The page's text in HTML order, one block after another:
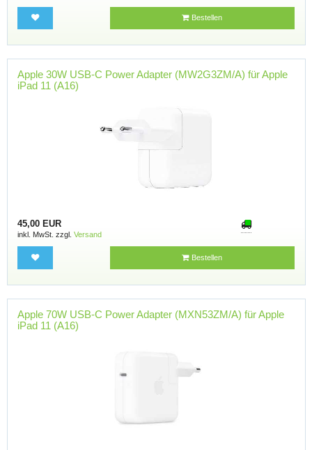
Bestellen
Apple 30W USB-C Power Adapter (MW2G3ZM/A) für Apple
iPad 11 (A16)
45,00 EUR
inkl. MwSt. zzgl. Versand
Bestellen
Apple 70W USB-C Power Adapter (MXN53ZM/A) für Apple
iPad 11 (A16)